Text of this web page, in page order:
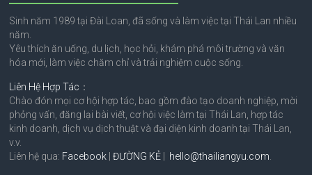
Sinh năm 1989 tại Đài Loan, đã sống và làm việc tại Thái Lan nhiều
năm.
Yêu thích ăn uống, du lịch, học hỏi, khám phá môi trường và văn
hóa mới, làm việc chăm chỉ và trải nghiệm cuộc sống.
Liên Hệ Hợp Tác ：
Chào đón mọi cơ hội hợp tác, bao gồm đào tạo doanh nghiệp, mời
phỏng vấn, đăng lại bài viết, cơ hội việc làm tại Thái Lan, hợp tác
kinh doanh, dịch vụ dịch thuật và đại diện kinh doanh tại Thái Lan,
v.v.
Liên hệ qua: Facebook |ĐƯỜNG KẺ hello@thailiangyu.com